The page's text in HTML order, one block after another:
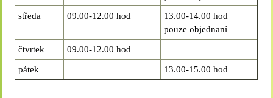
středa 09.00-12.00 hod
13.00-14.00 hod
pouze objednaní
čtvrtek 09.00-12.00 hod
pátek 13.00-15.00 hod